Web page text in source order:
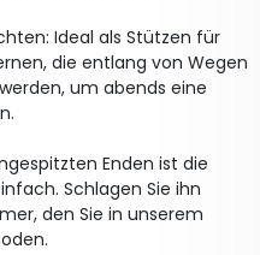
Ideal als Stützen für
die entlang von Wegen
um abends eine
Enden ist die
Schlagen Sie ihn
den Sie in unserem